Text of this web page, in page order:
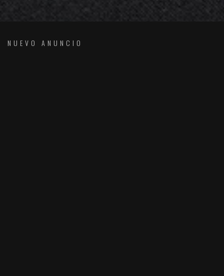
NUEVO ANUNCIO